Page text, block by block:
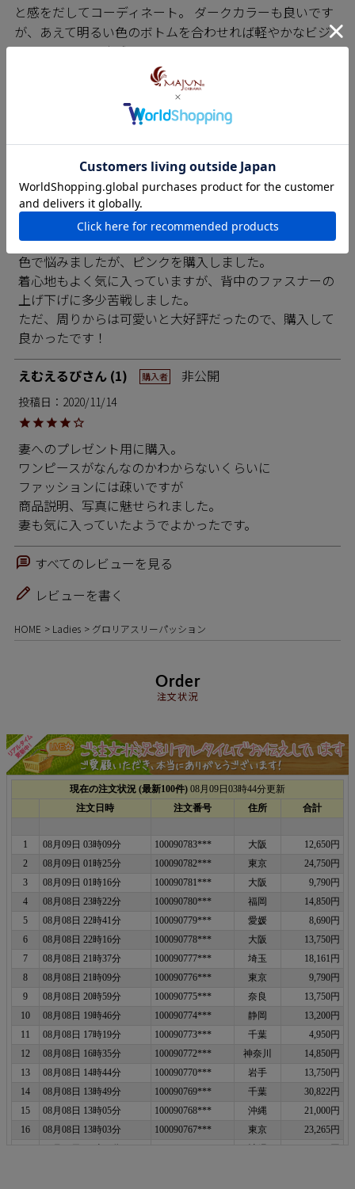
と感をだしてコーディネート。 ダークカラーも良いです
が、あえて明るい色のボトムを合わせれば軽やかなビジ
ネススタイルの完成です。
REVIEW
4.50 2
sachi 1 購入者 東京都女性
投稿日 2024/03/24
色で悩みましたが、ピンクを購入しました。
着心地もよく気に入っていますが、背中のファスナーの
上げ下げに多少苦戦しました。
ただ、周りからは可愛いと大好評だったので、購入して
良かったです！
えむえるぴ 1 購入者 非公開
投稿日 2020/11/14
妻へのプレゼント用に購入。
ワンピースがなんなのかわからないくらいに
ファッションには疎いですが
商品説明、写真に魅せられました。
妻も気に入っていたようでよかったです。
すべてのレビューを見る
レビューを書く
HOME Ladies グロリアスリーパッション
Order
注文状況